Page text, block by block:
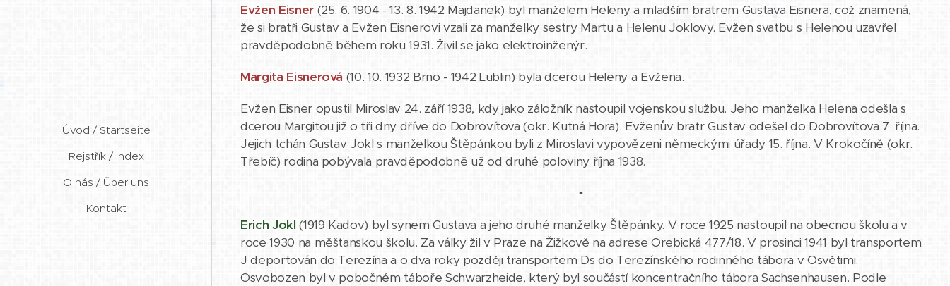
Úvod / Startseite
Rejstřík / Index
O nás / Über uns
Kontakt
Evžen Eisner(25. 6. 1904 - 13. 8. 1942 Majdanek) byl manželem Heleny a mladším bratrem Gustava Eisnera, což znamená,
že si bratři Gustav a Evžen Eisnerovi vzali za manželky sestry Martu a Helenu Joklovy. Evžen svatbu s Helenou uzavřel
pravděpodobně během roku 1931. Živil se jako elektroinženýr.
Margita Eisnerová (10. 10. 1932 Brno - 1942 Lublin) byla dcerou Heleny a Evžena.
Evžen Eisner opustil Miroslav 24. září 1938, kdy jako záložník nastoupil vojenskou službu. Jeho manželka Helena odešla s
dcerou Margitou již o tři dny dříve do Dobrovítova (okr. Kutná Hora). Evženův bratr Gustav odešel do Dobrovítova 7. října.
Jejich tchán Gustav Jokl s manželkou Štěpánkou byli z Miroslavi vypovězeni německými úřady 15. října. V Krokočíně (okr.
Třebíč) rodina pobývala pravděpodobně už od druhé poloviny října 1938.
•
Erich Jokl (1919 Kadov) byl synem Gustava a jeho druhé manželky Štěpánky. V roce 1925 nastoupil na obecnou školu a v
roce 1930 na měšťanskou školu. Za války žil v Praze na Žižkově na adrese Orebická 477/18. V prosinci 1941 byl transportem
J deportován do Terezína a o dva roky později transportem Ds do Terezínského rodinného tábora v Osvětimi.
Osvobozen byl v pobočném táboře Schwarzheide, který byl součástí koncentračního tábora Sachsenhausen. Podle